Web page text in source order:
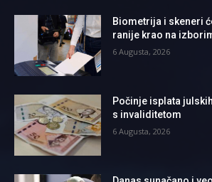
Biometrija i skeneri
ranije krao na
6 Augusta, 2026
Počinje isplata
s invaliditetom
6 Augusta, 2026